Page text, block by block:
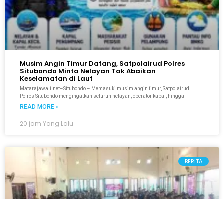
Musim Angin Timur Datang, Satpolairud Polres
Situbondo Minta Nelayan Tak Abaikan
Keselamatan di Laut
Matarajawali.net–Situbondo – Memasuki musim angin timur, Satpolairud
Polres Situbondo mengingatkan seluruh nelayan, operator kapal, hingga
READ MORE »
20 jam Yang Lalu
BERITA